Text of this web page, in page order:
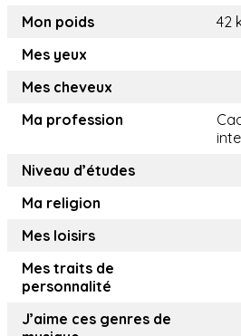
Mon poids
42
Mes yeux
Mes cheveux
Ma profession
Niveau d’études
Ma religion
Mes loisirs
Mes traits de
personnalité
J’aime ces genres de